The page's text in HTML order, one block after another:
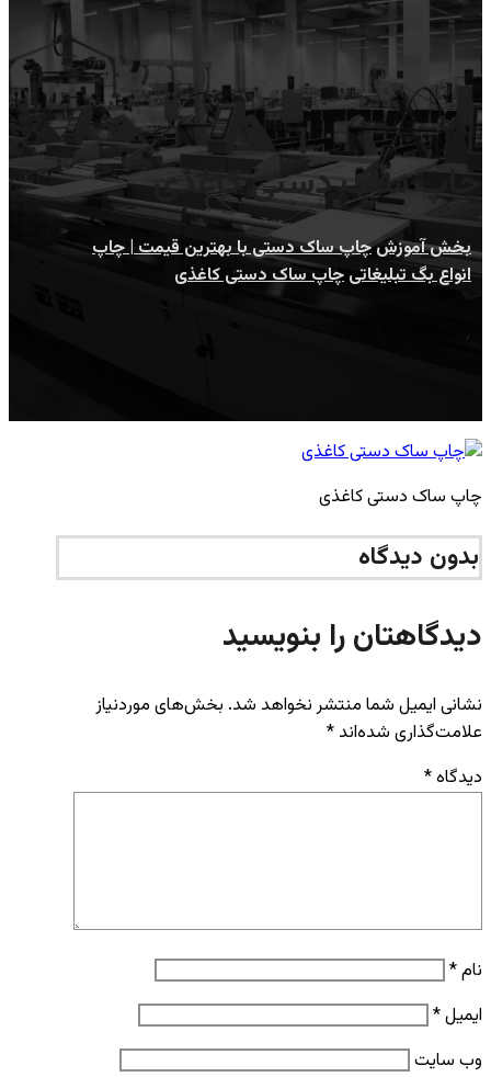
چاپ ساک دستی کاغذی
بخش آموزشچاپ ساک دستی با بهترین قیمت | چاپ
انواع بگ تبلیغاتی چاپ ساک دستی کاغذی
چاپ ساک دستی کاغذی
بدون دیدگاه
دیدگاهتان را بنویسید
نشانی ایمیل شما منتشر نخواهد شد. بخش‌های موردنیاز
علامت‌گذاری شده‌اند *
دیدگاه*
نام*
ایمیل*
وب‌ سایت